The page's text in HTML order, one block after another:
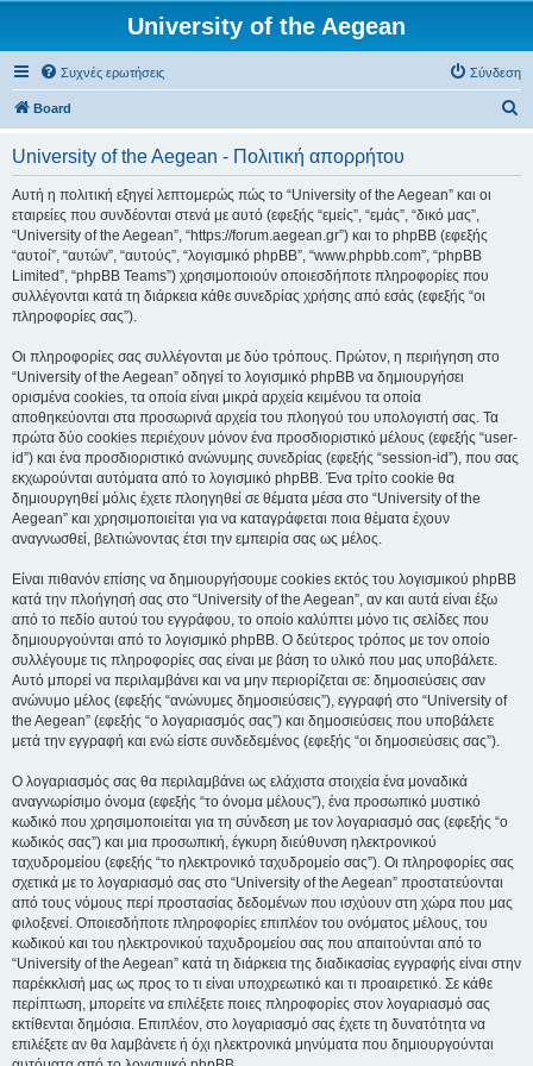
University of the Aegean
Συχνές ερωτήσεις Σύνδεση
Board
University of the Aegean - Πολιτική απορρήτου
Αυτή η πολιτική εξηγεί λεπτομερώς πώς το “University of the Aegean” και οι
εταιρείες που συνδέονται στενά με αυτό (εφεξής “εμείς”, “εμάς”, “δικό μας”,
“University of the Aegean”, “https://forum.aegean.gr”) και το phpBB (εφεξής
“αυτοί”, “αυτών”, “αυτούς”, “λογισμικό phpBB”, “www.phpbb.com”, “phpBB
Limited”, “phpBB Teams”) χρησιμοποιούν οποιεσδήποτε πληροφορίες που
συλλέγονται κατά τη διάρκεια κάθε συνεδρίας χρήσης από εσάς (εφεξής “οι
πληροφορίες σας”).
Οι πληροφορίες σας συλλέγονται με δύο τρόπους. Πρώτον, η περιήγηση στο
“University of the Aegean” οδηγεί το λογισμικό phpBB να δημιουργήσει
ορισμένα cookies, τα οποία είναι μικρά αρχεία κειμένου τα οποία
αποθηκεύονται στα προσωρινά αρχεία του πλοηγού του υπολογιστή σας. Τα
πρώτα δύο cookies περιέχουν μόνον ένα προσδιοριστικό μέλους (εφεξής “user-
id”) και ένα προσδιοριστικό ανώνυμης συνεδρίας (εφεξής “session-id”), που σας
εκχωρούνται αυτόματα από το λογισμικό phpBB. Ένα τρίτο cookie θα
δημιουργηθεί μόλις έχετε πλοηγηθεί σε θέματα μέσα στο “University of the
Aegean” και χρησιμοποιείται για να καταγράφεται ποια θέματα έχουν
αναγνωσθεί, βελτιώνοντας έτσι την εμπειρία σας ως μέλος.
Είναι πιθανόν επίσης να δημιουργήσουμε cookies εκτός του λογισμικού phpBB
κατά την πλοήγησή σας στο “University of the Aegean”, αν και αυτά είναι έξω
από το πεδίο αυτού του εγγράφου, το οποίο καλύπτει μόνο τις σελίδες που
δημιουργούνται από το λογισμικό phpBB. Ο δεύτερος τρόπος με τον οποίο
συλλέγουμε τις πληροφορίες σας είναι με βάση το υλικό που μας υποβάλετε.
Αυτό μπορεί να περιλαμβάνει και να μην περιορίζεται σε: δημοσιεύσεις σαν
ανώνυμο μέλος (εφεξής “ανώνυμες δημοσιεύσεις”), εγγραφή στο “University of
the Aegean” (εφεξής “ο λογαριασμός σας”) και δημοσιεύσεις που υποβάλετε
μετά την εγγραφή και ενώ είστε συνδεδεμένος (εφεξής “οι δημοσιεύσεις σας”).
Ο λογαριασμός σας θα περιλαμβάνει ως ελάχιστα στοιχεία ένα μοναδικά
αναγνωρίσιμο όνομα (εφεξής “το όνομα μέλους”), ένα προσωπικό μυστικό
κωδικό που χρησιμοποιείται για τη σύνδεση με τον λογαριασμό σας (εφεξής “ο
κωδικός σας”) και μια προσωπική, έγκυρη διεύθυνση ηλεκτρονικού
ταχυδρομείου (εφεξής “το ηλεκτρονικό ταχυδρομείο σας”). Οι πληροφορίες σας
σχετικά με το λογαριασμό σας στο “University of the Aegean” προστατεύονται
από τους νόμους περί προστασίας δεδομένων που ισχύουν στη χώρα που μας
φιλοξενεί. Οποιεσδήποτε πληροφορίες επιπλέον του ονόματος μέλους, του
κωδικού και του ηλεκτρονικού ταχυδρομείου σας που απαιτούνται από το
“University of the Aegean” κατά τη διάρκεια της διαδικασίας εγγραφής είναι στην
παρέκκλισή μας ως προς το τι είναι υποχρεωτικό και τι προαιρετικό. Σε κάθε
περίπτωση, μπορείτε να επιλέξετε ποιες πληροφορίες στον λογαριασμό σας
εκτίθενται δημόσια. Επιπλέον, στο λογαριασμό σας έχετε τη δυνατότητα να
επιλέξετε αν θα λαμβάνετε ή όχι ηλεκτρονικά μηνύματα που δημιουργούνται